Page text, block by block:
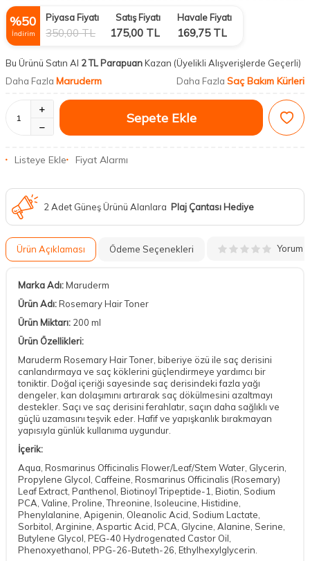
%50
İndirim
Piyasa Fiyatı
350,00TL
Satış Fiyatı
175,00 TL
Havale Fiyatı
169,75TL
Bu Ürünü Satın Al 2 TL ParapuanKazan (Üyelikli Alışverişlerde Geçerli)
Daha Fazla Maruderm Daha Fazla Saç Bakım Kürleri
Sepete Ekle
Listeye Ekle Fiyat Alarmı
2 Adet Güneş Ürünü Alanlara Plaj Çantası Hediye
Ürün Açıklaması Ödeme Seçenekleri Yorum
Marka Adı:Maruderm
Ürün Adı:Rosemary Hair Toner
Ürün Miktarı: 200 ml
Ürün Özellikleri:
Maruderm Rosemary Hair Toner, biberiye özü ile saç derisini
canlandırmaya ve saç köklerini güçlendirmeye yardımcı bir
toniktir. Doğal içeriği sayesinde saç derisindeki fazla yağı
dengeler, kan dolaşımını artırarak saç dökülmesini azaltmayı
destekler. Saçı ve saç derisini ferahlatır, saçın daha sağlıklı ve
güçlü uzamasını teşvik eder. Hafif ve yapışkanlık bırakmayan
yapısıyla günlük kullanıma uygundur.
İçerik:
Aqua, Rosmarinus Officinalis Flower/Leaf/Stem Water, Glycerin,
Propylene Glycol, Caffeine, Rosmarinus Officinalis (Rosemary)
Leaf Extract, Panthenol, Biotinoyl Tripeptide-1, Biotin, Sodium
PCA, Valine, Proline, Threonine, Isoleucine, Histidine,
Phenylalanine, Apigenin, Oleanolic Acid, Sodium Lactate,
Sorbitol, Arginine, Aspartic Acid, PCA, Glycine, Alanine, Serine,
Butylene Glycol, PEG-40 Hydrogenated Castor Oil,
Phenoxyethanol, PPG-26-Buteth-26, Ethylhexylglycerin.